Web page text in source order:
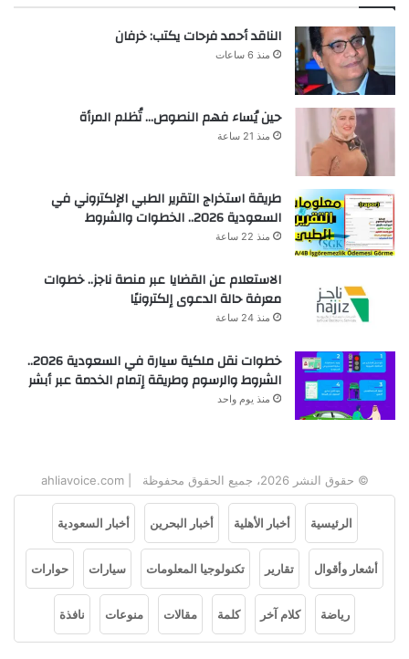
الناقد أحمد فرحات يكتب: خرفان
منذ 6 ساعات
حين يُساء فهم النصوص… تُظلم المرأة
منذ 21 ساعة
طريقة استخراج التقرير الطبي الإلكتروني في
السعودية 2026.. الخطوات والشروط
منذ 22 ساعة
الاستعلام عن القضايا عبر منصة ناجز.. خطوات
معرفة حالة الدعوى إلكترونيًا
منذ 24 ساعة
خطوات نقل ملكية سيارة في السعودية 2026..
الشروط والرسوم وطريقة إتمام الخدمة عبر أبشر
منذ يوم واحد
© حقوق النشر 2026، جميع الحقوق محفوظة | ahliavoice.com
الرئيسية أخبار الأهلية أخبار البحرين أخبار السعودية
أشعار وأقوال تقارير تكنولوجيا المعلومات سيارات حوارات
رياضة كلام آخر كلمة مقالات منوعات نافذة